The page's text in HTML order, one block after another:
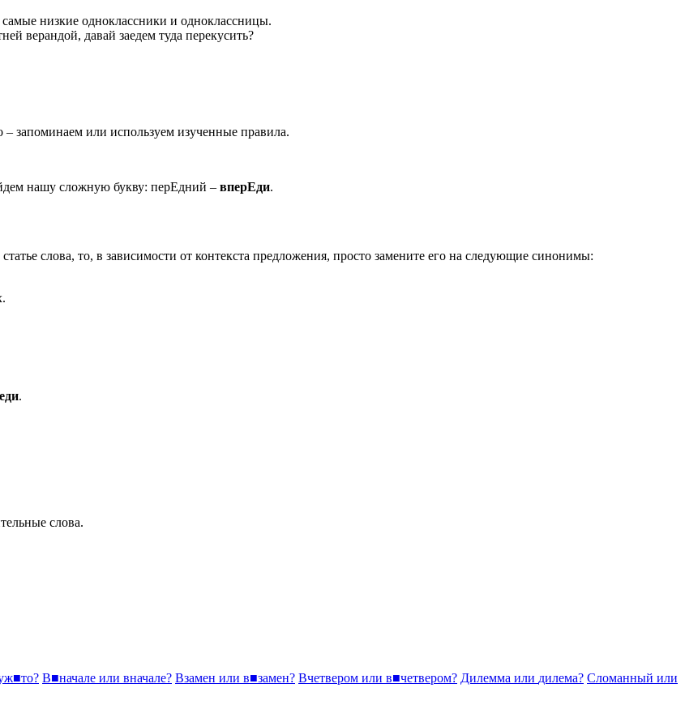
низкие одноклассники и одноклассницы.
верандой, давай заедем туда перекусить?
запоминаем или используем изученные правила.
нашу сложную букву: перЕдний – вперЕди.
слова, то, в зависимости от контекста предложения, просто замените его на следующие синонимы:
.
слова.
■то? В■начале или вначале? Взамен или в■замен? Вчетвером или в■четвером? Дилемма или дилема? Сломанный или